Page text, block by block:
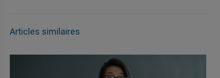
Articles similaires